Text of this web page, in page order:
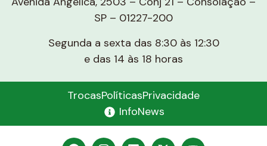
SP – 01227-200
Segunda a sexta das 8:30 às 12:30
e das 14 às 18 horas
TrocasPolíticasPrivacidade
InfoNews